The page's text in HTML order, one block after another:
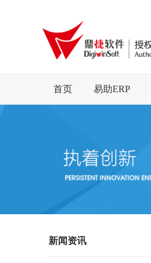
首页 易助ERP
新闻资讯